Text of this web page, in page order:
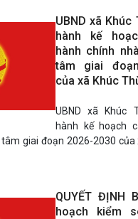
UBND xã Khúc
hành kế
hành chính
tâm giai
của xã Khúc
UBND xã Khúc
hành kế hoạch
giai đoạn 2026-2030 của
QUYẾT ĐỊNH
hoạch kiểm